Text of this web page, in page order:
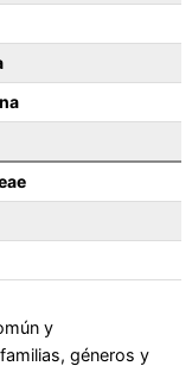
y
géneros y